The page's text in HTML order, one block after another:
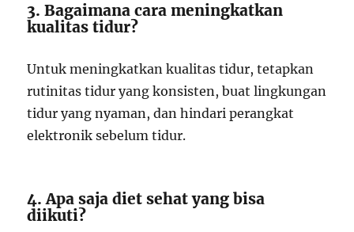
3. Bagaimana cara meningkatkan
kualitas tidur?
Untuk meningkatkan kualitas tidur, tetapkan
rutinitas tidur yang konsisten, buat lingkungan
tidur yang nyaman, dan hindari perangkat
elektronik sebelum tidur.
4. Apa saja diet sehat yang bisa
diikuti?